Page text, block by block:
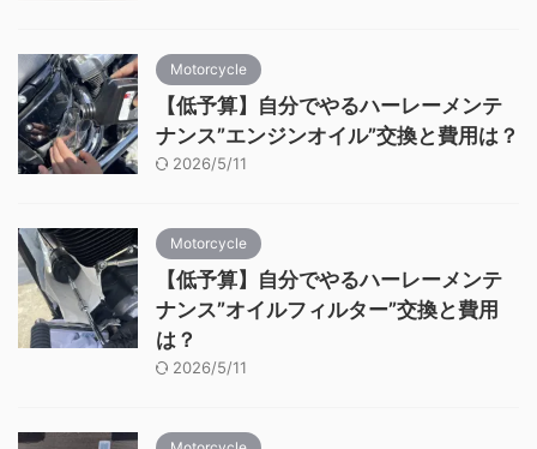
Motorcycle
【低予算】自分でやるハーレーメンテ
ナンス”エンジンオイル”交換と費用は？
2026/5/11
Motorcycle
【低予算】自分でやるハーレーメンテ
ナンス”オイルフィルター”交換と費用
は？
2026/5/11